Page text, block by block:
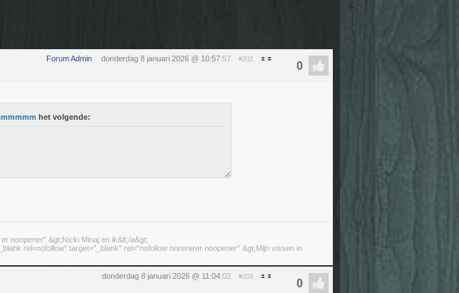
Forum Admin donderdag 8 januari 2026 @ 10:57:57 #202
het volgende:
noopener" &gt;Nicki Minaj en ik&lt;/a&gt;
rel=nofollow" target="_blank" rel="nofollow norererer noopener" &gt;Mijn vissen in
donderdag 8 januari 2026 @ 11:04:02 #203